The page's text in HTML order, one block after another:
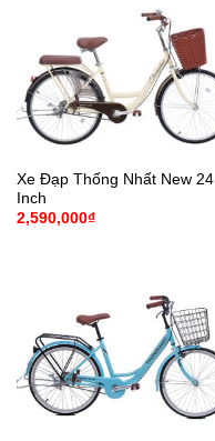
Xe Đạp Thống Nhất New 24
Inch
2,590,000₫